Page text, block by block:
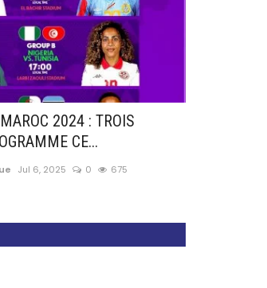
2024 : TROIS
CE...
Jul 6, 2025 0 675